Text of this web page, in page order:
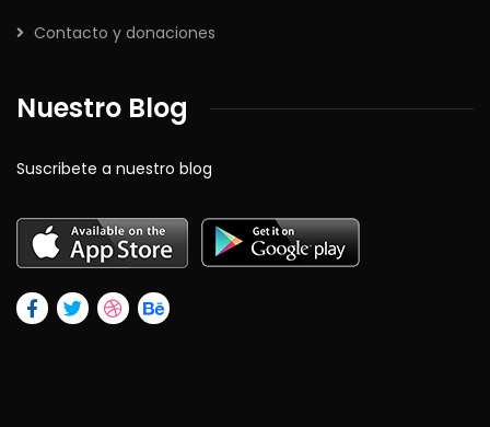
Contacto y donaciones
Nuestro Blog
Suscribete a nuestro blog